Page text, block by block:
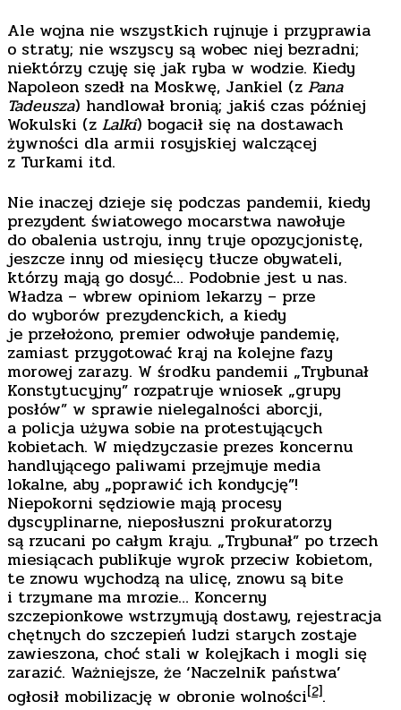
Ale wojna nie wszystkich rujnuje i przyprawia
o straty; nie wszyscy są wobec niej bezradni;
niektórzy czuję się jak ryba w wodzie. Kiedy
Napoleon szedł na Moskwę, Jankiel (z Pana
Tadeusza) handlował bronią; jakiś czas później
Wokulski (z Lalki) bogacił się na dostawach
żywności dla armii rosyjskiej walczącej
z Turkami itd.
Nie inaczej dzieje się podczas pandemii, kiedy
prezydent światowego mocarstwa nawołuje
do obalenia ustroju, inny truje opozycjonistę,
jeszcze inny od miesięcy tłucze obywateli,
którzy mają go dosyć… Podobnie jest u nas.
Władza – wbrew opiniom lekarzy – prze
do wyborów prezydenckich, a kiedy
je przełożono, premier odwołuje pandemię,
zamiast przygotować kraj na kolejne fazy
morowej zarazy. W środku pandemii „Trybunał
Konstytucyjny” rozpatruje wniosek „grupy
posłów” w sprawie nielegalności aborcji,
a policja używa sobie na protestujących
kobietach. W międzyczasie prezes koncernu
handlującego paliwami przejmuje media
lokalne, aby „poprawić ich kondycję”!
Niepokorni sędziowie mają procesy
dyscyplinarne, nieposłuszni prokuratorzy
są rzucani po całym kraju. „Trybunał” po trzech
miesiącach publikuje wyrok przeciw kobietom,
te znowu wychodzą na ulicę, znowu są bite
i trzymane ma mrozie… Koncerny
szczepionkowe wstrzymują dostawy, rejestracja
chętnych do szczepień ludzi starych zostaje
zawieszona, choć stali w kolejkach i mogli się
zarazić. Ważniejsze, że ‘Naczelnik państwa’
ogłosił mobilizację w obronie wolności[2].